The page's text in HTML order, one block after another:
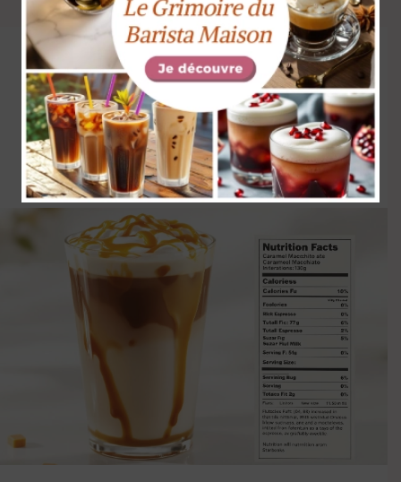
Caramel macchiato
Starbucks nutrition et
secrets cachés
avril 15, 2025 par Jean-Marc Leblanc